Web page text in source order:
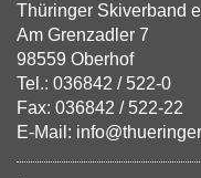
Thüringer Skiverband
Am Grenzadler 7
98559 Oberhof
Tel.: 036842 / 522-0
Fax: 036842 / 522-22
E-Mail: